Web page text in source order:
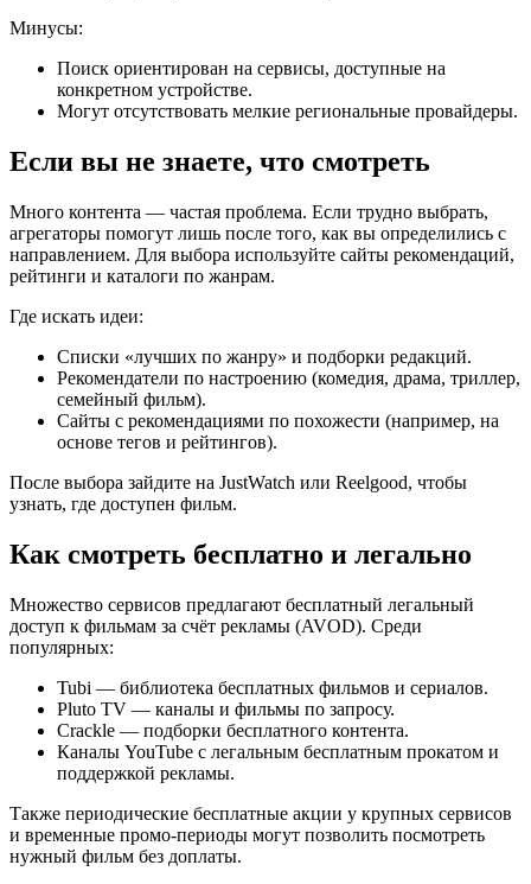
Минусы:
Поиск ориентирован на сервисы, доступные на
конкретном устройстве.
Могут отсутствовать мелкие региональные провайдеры.
Если вы не знаете, что смотреть
Много контента — частая проблема. Если трудно выбрать,
агрегаторы помогут лишь после того, как вы определились с
направлением. Для выбора используйте сайты рекомендаций,
рейтинги и каталоги по жанрам.
Где искать идеи:
Списки «лучших по жанру» и подборки редакций.
Рекомендатели по настроению (комедия, драма, триллер,
семейный фильм).
Сайты с рекомендациями по похожести (например, на
основе тегов и рейтингов).
После выбора зайдите на JustWatch или Reelgood, чтобы
узнать, где доступен фильм.
Как смотреть бесплатно и легально
Множество сервисов предлагают бесплатный легальный
доступ к фильмам за счёт рекламы (AVOD). Среди
популярных:
Tubi — библиотека бесплатных фильмов и сериалов.
Pluto TV — каналы и фильмы по запросу.
Crackle — подборки бесплатного контента.
Каналы YouTube с легальным бесплатным прокатом и
поддержкой рекламы.
Также периодические бесплатные акции у крупных сервисов
и временные промо-периоды могут позволить посмотреть
нужный фильм без доплаты.